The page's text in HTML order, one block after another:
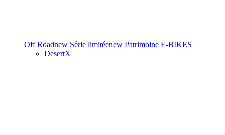
Off Roadnew Série limitéenew Patrimoine E-BIKES
DesertX